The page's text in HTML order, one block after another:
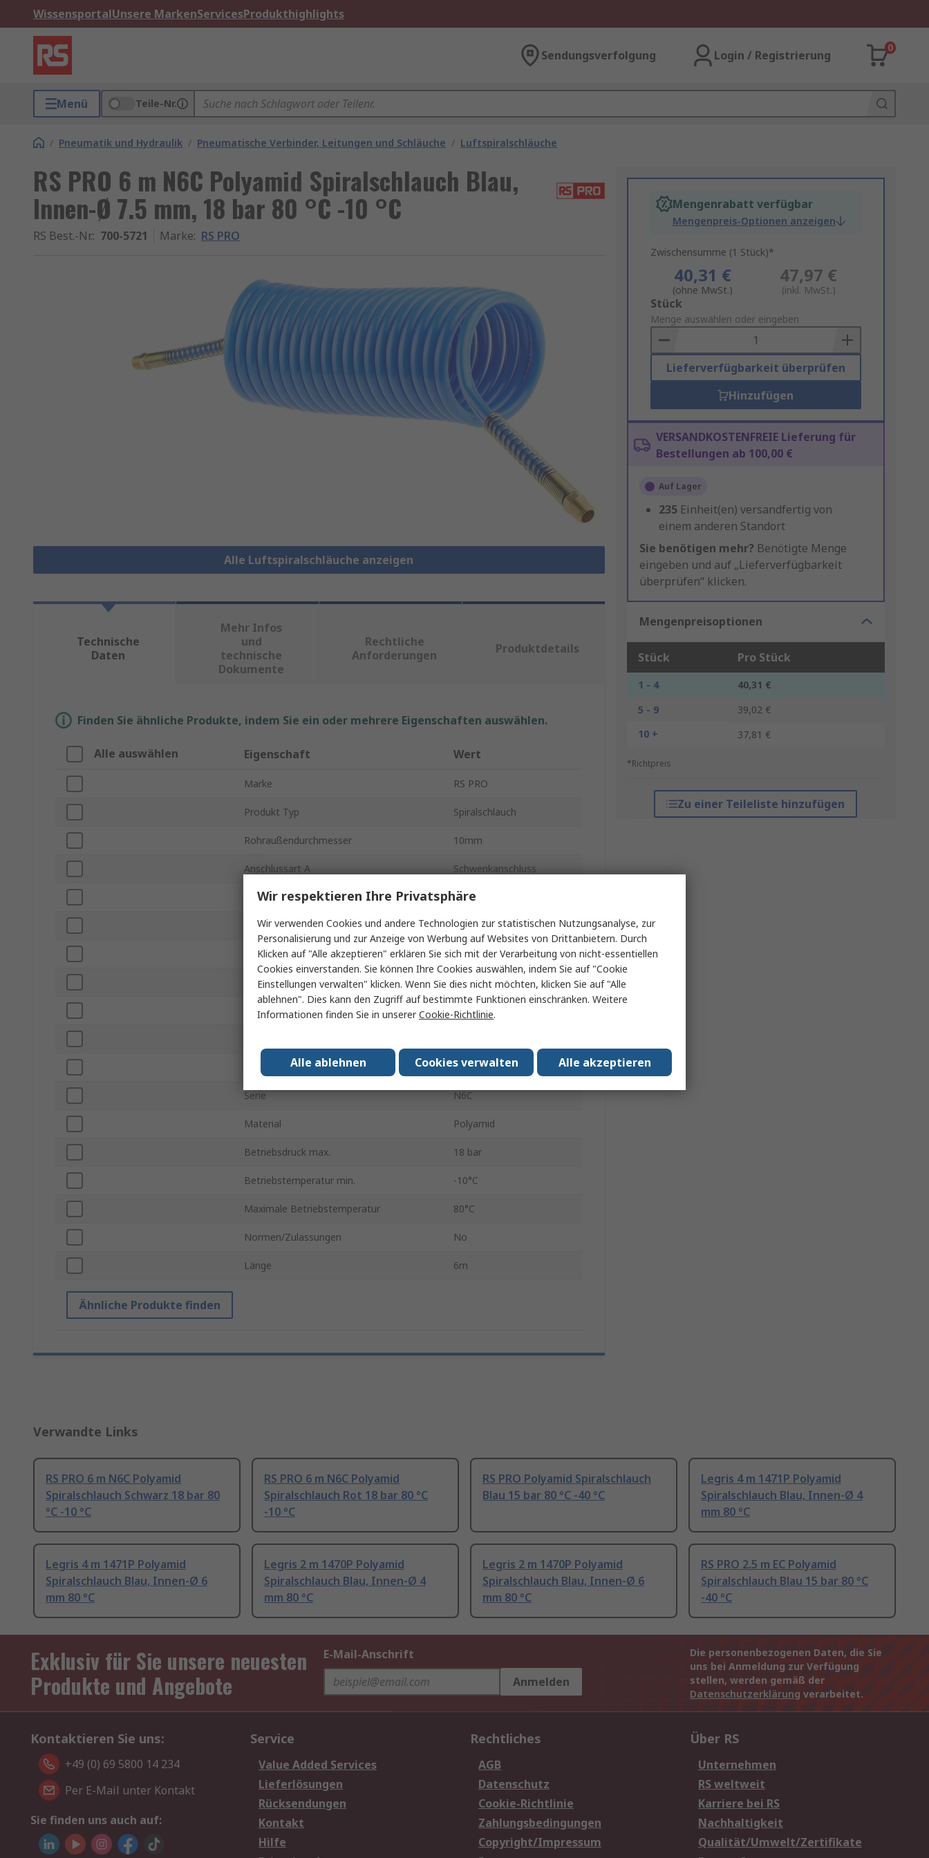
WissensportalUnsere MarkenServicesProdukthighlights
Sendungsverfolgung Login / Registrierung
0
Menü Teile-Nr.
/ Pneumatik und Hydraulik / Pneumatische Verbinder, Leitungen und Schläuche / Luftspiralschläuche
RS PRO 6 m N6C Polyamid Spiralschlauch Blau,
Innen-Ø 7.5 mm, 18 bar 80 °C -10 °C
RS Best.-Nr.: 700-5721 Marke: RS PRO
Alle Luftspiralschläuche anzeigen
Mengenrabatt verfügbar
Mengenpreis-Optionen anzeigen
Zwischensumme (1 Stück)*
40,31 €
(ohne MwSt.)
47,97 €
(inkl. MwSt.)
Add
to
Basket
Stück
Menge auswählen oder eingeben
Lieferverfügbarkeit überprüfen
Hinzufügen
VERSANDKOSTENFREIE Lieferung für
Bestellungen ab 100,00 €
Auf Lager
235 Einheit(en) versandfertig von
einem anderen Standort
Sie benötigen mehr? Benötigte Menge
eingeben und auf „Lieferverfügbarkeit
überprüfen“ klicken.
Mengenpreisoptionen
Stück Pro Stück
1 - 4
40,31 €
5 - 9
39,02 €
10 +
37,81 €
*Richtpreis
Zu einer Teileliste hinzufügen
Technische
Daten
Mehr Infos
und
technische
Dokumente
Rechtliche
Anforderungen
Produktdetails
Finden Sie ähnliche Produkte, indem Sie ein oder mehrere Eigenschaften auswählen.
Alle auswählen Eigenschaft Wert
Marke RS PRO
Produkt Typ Spiralschlauch
Rohraußendurchmesser 10mm
Anschlussart A Schwenkanschluss
Anschlusstyp A Stecker
Anschlussgröße A 1/4 NPT
Farbe Blau
Anschlussgröße B 1/4 NPT
Anschlusstyp B Stecker
Rohrinnendurchmesser 7.5mm
Serie N6C
Material Polyamid
Betriebsdruck max. 18 bar
Betriebstemperatur min. -10°C
Maximale Betriebstemperatur 80°C
Normen/Zulassungen No
Länge 6m
Ähnliche Produkte finden
Verwandte Links
RS PRO 6 m N6C Polyamid
Spiralschlauch Schwarz 18 bar 80
°C -10 °C
RS PRO 6 m N6C Polyamid
Spiralschlauch Rot 18 bar 80 °C
-10 °C
RS PRO Polyamid Spiralschlauch
Blau 15 bar 80 °C -40 °C
Legris 4 m 1471P Polyamid
Spiralschlauch Blau, Innen-Ø 4
mm 80 °C
Legris 4 m 1471P Polyamid
Spiralschlauch Blau, Innen-Ø 6
mm 80 °C
Legris 2 m 1470P Polyamid
Spiralschlauch Blau, Innen-Ø 4
mm 80 °C
Legris 2 m 1470P Polyamid
Spiralschlauch Blau, Innen-Ø 6
mm 80 °C
RS PRO 2.5 m EC Polyamid
Spiralschlauch Blau 15 bar 80 °C
-40 °C
Exklusiv für Sie unsere neuesten
Produkte und Angebote
E-Mail-Anschrift
Anmelden
Die personenbezogenen Daten, die Sie
uns bei Anmeldung zur Verfügung
stellen, werden gemäß der
Datenschutzerklärung verarbeitet.
Kontaktieren Sie uns:
+49 (0) 69 5800 14 234
Per E-Mail unter Kontakt
Sie finden uns auch auf:
Service
Value Added Services
Lieferlösungen
Rücksendungen
Kontakt
Hilfe
Rechtliches
AGB
Datenschutz
Cookie-Richtlinie
Zahlungsbedingungen
Copyright/Impressum
Über RS
Unternehmen
RS weltweit
Karriere bei RS
Nachhaltigkeit
Qualität/Umwelt/Zertifikate
Wir respektieren Ihre Privatsphäre
Wir verwenden Cookies und andere Technologien zur statistischen Nutzungsanalyse, zur
Personalisierung und zur Anzeige von Werbung auf Websites von Drittanbietern. Durch
Klicken auf "Alle akzeptieren" erklären Sie sich mit der Verarbeitung von nicht-essentiellen
Cookies einverstanden. Sie können Ihre Cookies auswählen, indem Sie auf "Cookie
Einstellungen verwalten" klicken. Wenn Sie dies nicht möchten, klicken Sie auf "Alle
ablehnen". Dies kann den Zugriff auf bestimmte Funktionen einschränken. Weitere
Informationen finden Sie in unsererCookie-Richtlinie.
Alle akzeptieren
Cookies verwalten
Alle ablehnen